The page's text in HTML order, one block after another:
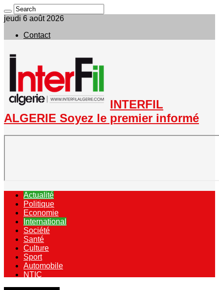
jeudi 6 août 2026
Contact
INTERFIL
ALGERIE Soyez le premier informé
Actualité
Politique
Economie
International
Société
Santé
Culture
Sport
Automobile
NTIC